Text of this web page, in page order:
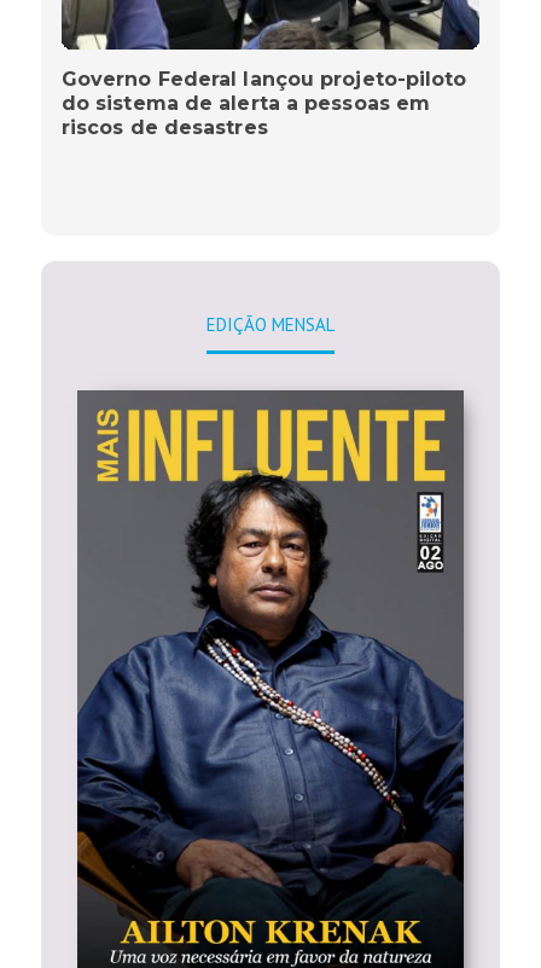
Governo Federal lançou projeto-piloto
do sistema de alerta a pessoas em
riscos de desastres
EDIÇÃO MENSAL